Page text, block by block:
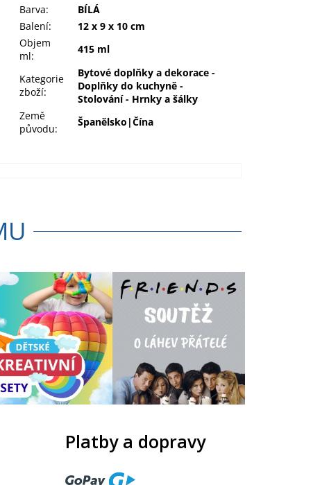
Barva:
BÍLÁ
Balení:
12 x 9 x 10 cm
Objem
ml:
415 ml
Kategorie
zboží:
Bytové doplňky a dekorace -
Doplňky do kuchyně -
Stolování - Hrnky a šálky
Země
původu:
Španělsko|Čína
Platby a dopravy